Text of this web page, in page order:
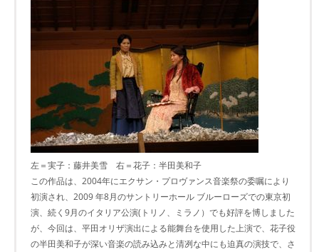
左＝実子：藤井美雪 右＝花子：半田美和子
この作品は、2004年にエクサン・プロヴァンス音楽祭の委嘱により
初演され、2009 年8月のサントリーホール ブルーローズでの東京初
演、続く9月のイタリア公演(トリノ、ミラノ）でも好評を博しました
が、今回は、平田オリザ演出による能舞台を使用した上演で、花子役
の半田美和子が深い音楽の読み込みと清冽な中にも迫真の演技で、さ